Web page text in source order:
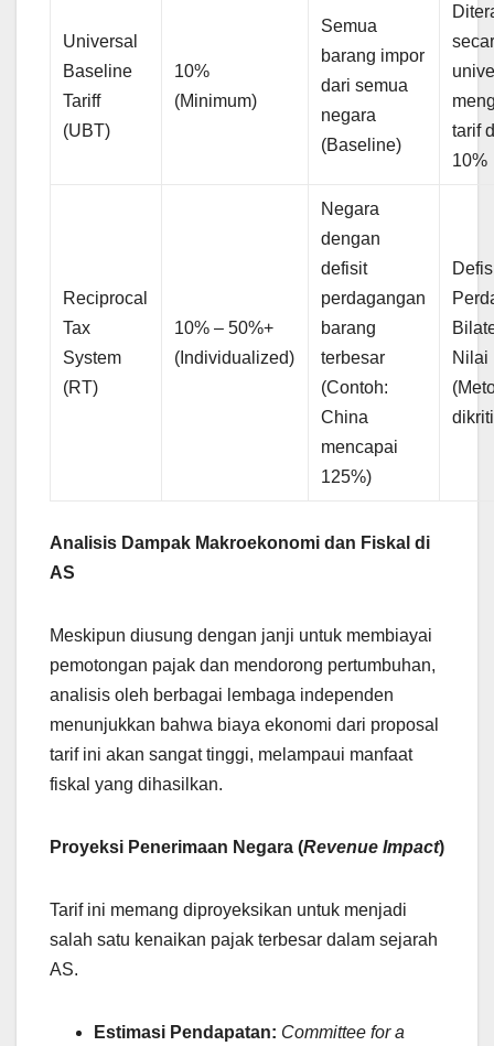
Universal
Baseline
Tariff
(UBT)
10%
(Minimum)
Semua
barang impor
dari semua
negara
(Baseline)
tarif
10%
Reciprocal
Tax
System
(RT)
10% – 50%+
(Individualized)
Negara
dengan
defisit
perdagangan
barang
terbesar
(Contoh:
China
mencapai
125%)
Nilai
Analisis Dampak Makroekonomi dan Fiskal di
AS
Meskipun diusung dengan janji untuk membiayai
pemotongan pajak dan mendorong pertumbuhan,
analisis oleh berbagai lembaga independen
menunjukkan bahwa biaya ekonomi dari proposal
tarif ini akan sangat tinggi, melampaui manfaat
fiskal yang dihasilkan.
Proyeksi Penerimaan Negara (Revenue Impact)
Tarif ini memang diproyeksikan untuk menjadi
salah satu kenaikan pajak terbesar dalam sejarah
AS.
Estimasi Pendapatan: Committee for a